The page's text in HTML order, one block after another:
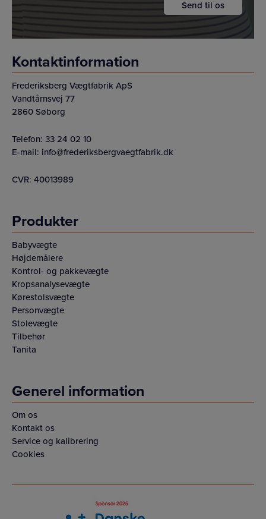
Kontaktinformation
Frederiksberg Vægtfabrik ApS
Vandtårnsvej 77
2860 Søborg
Telefon: 33 24 02 10
E-mail: info@frederiksbergvaegtfabrik.dk
CVR: 40013989
Produkter
Babyvægte
Højdemålere
Kontrol- og pakkevægte
Kropsanalysevægte
Kørestolsvægte
Personvægte
Stolevægte
Tilbehør
Tanita
Generel information
Om os
Kontakt os
Service og kalibrering
Cookies